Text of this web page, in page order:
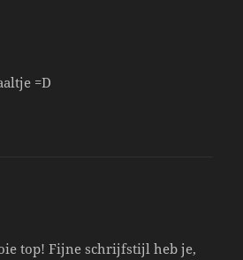
=D
top! Fijne schrijfstijl heb je,